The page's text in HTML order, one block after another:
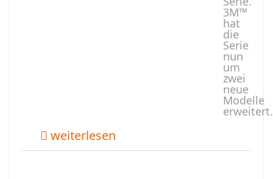
3M™
hat
die
Serie
nun
um
zwei
neue
Modelle
erweitert.
weiterlesen